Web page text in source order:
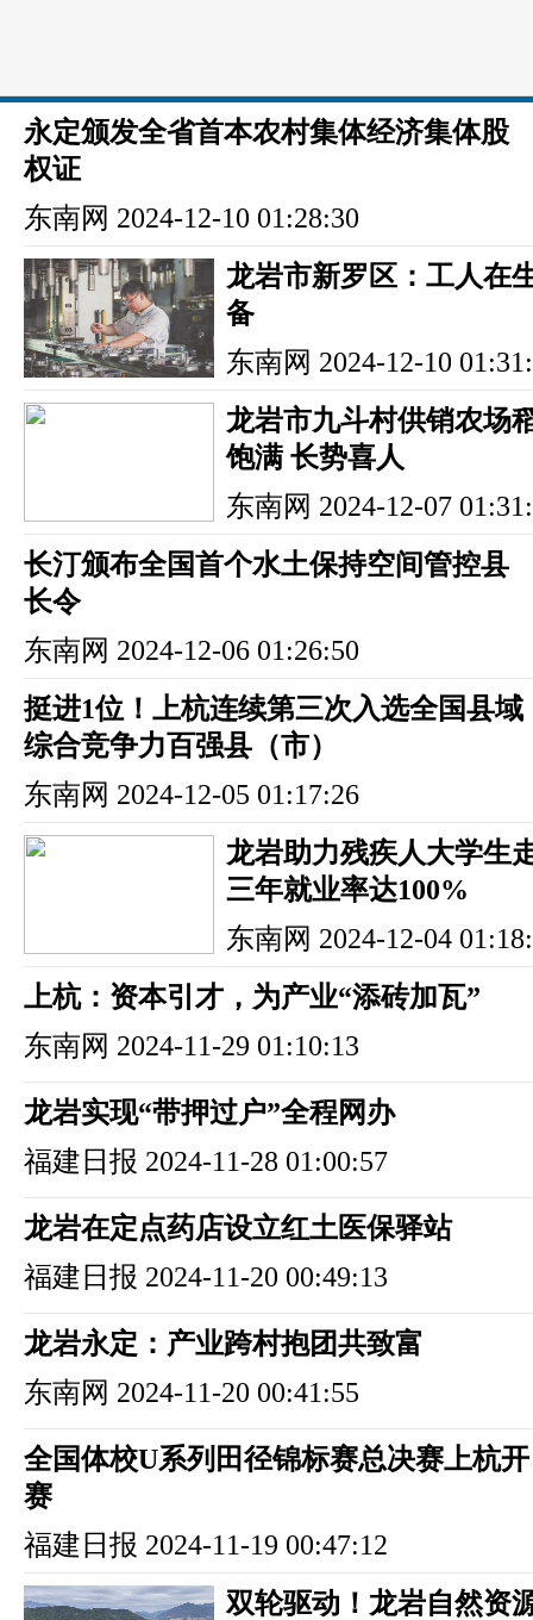
永定颁发全省首本农村集体经济集体股
权证
东南网 2024-12-10 01:28:30
龙岩市新罗区：工人在
备
东南网 2024-12-10
龙岩市九斗村供销农场
饱满 长势喜人
东南网 2024-12-07
长汀颁布全国首个水土保持空间管控县
长令
东南网 2024-12-06 01:26:50
挺进1位！上杭连续第三次入选全国县域
综合竞争力百强县（市）
东南网 2024-12-05 01:17:26
龙岩助力残疾人大学生
三年就业率达100%
东南网 2024-12-04
上杭：资本引才，为产业“添砖加瓦”
东南网 2024-11-29 01:10:13
龙岩实现“带押过户”全程网办
福建日报 2024-11-28 01:00:57
龙岩在定点药店设立红土医保驿站
福建日报 2024-11-20 00:49:13
龙岩永定：产业跨村抱团共致富
东南网 2024-11-20 00:41:55
全国体校U系列田径锦标赛总决赛上杭开
赛
福建日报 2024-11-19 00:47:12
双轮驱动！龙岩自然资